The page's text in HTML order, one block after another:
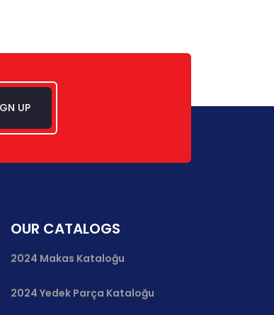
UP
OUR CATALOGS
2024 Makas Kataloğu
2024 Yedek Parça Kataloğu